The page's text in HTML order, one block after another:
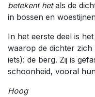
betekent hetals de
in bossen en
In het eerste deel is
waarop de dichter zich
iets): de berg. Zij is
schoonheid, vooral
Hoog